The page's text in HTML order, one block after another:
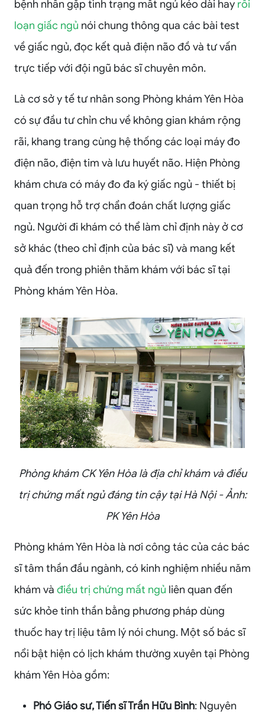
bệnh nhân gặp tình trạng mất ngủ kéo dài hay rối
loạn giấc ngủ nói chung thông qua các bài test
về giấc ngủ, đọc kết quả điện não đồ và tư vấn
trực tiếp với đội ngũ bác sĩ chuyên môn.
Là cơ sở y tế tư nhân song Phòng khám Yên Hòa
có sự đầu tư chỉn chu về không gian khám rộng
rãi, khang trang cùng hệ thống các loại máy đo
điện não, điện tim và lưu huyết não. Hiện Phòng
khám chưa có máy đo đa ký giấc ngủ - thiết bị
quan trọng hỗ trợ chẩn đoán chất lượng giấc
ngủ. Người đi khám có thể làm chỉ định này ở cơ
sở khác (theo chỉ định của bác sĩ) và mang kết
quả đến trong phiên thăm khám với bác sĩ tại
Phòng khám Yên Hòa.
Phòng khám CK Yên Hòa là địa chỉ khám và điều
trị chứng mất ngủ đáng tin cậy tại Hà Nội - Ảnh:
PK Yên Hòa
Phòng khám Yên Hòa là nơi công tác của các bác
sĩ tâm thần đầu ngành, có kinh nghiệm nhiều năm
khám và điều trị chứng mất ngủ liên quan đến
sức khỏe tinh thần bằng phương pháp dùng
thuốc hay trị liệu tâm lý nói chung. Một số bác sĩ
nổi bật hiện có lịch khám thường xuyên tại Phòng
khám Yên Hòa gồm:
Phó Giáo sư, Tiến sĩ Trần Hữu Bình: Nguyên